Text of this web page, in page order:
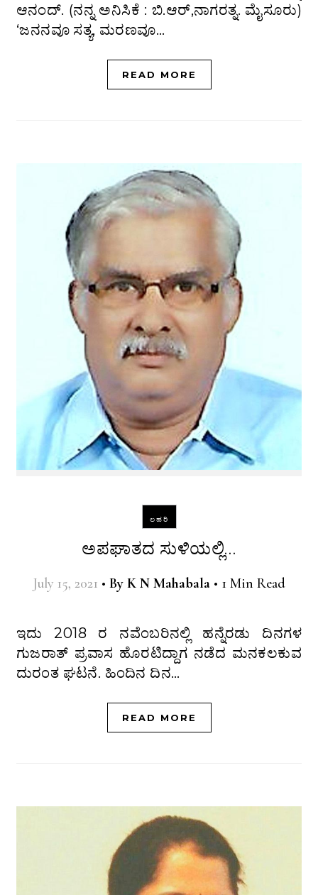
ಆನಂದ್. (ನನ್ನ ಅನಿಸಿಕೆ : ಬಿ.ಆರ್,ನಾಗರತ್ನ. ಮೈಸೂರು)
‘ಜನನವೂ ಸತ್ಯ, ಮರಣವೂ…
READ MORE
ಲಹರಿ
ಅಪಘಾತದ ಸುಳಿಯಲ್ಲಿ…
July 15, 2021 • By K N Mahabala • 1 Min Read
ಇದು 2018 ರ ನವೆಂಬರಿನಲ್ಲಿ ಹನ್ನೆರಡು ದಿನಗಳ
ಗುಜರಾತ್ ಪ್ರವಾಸ ಹೊರಟಿದ್ದಾಗ ನಡೆದ ಮನಕಲಕುವ
ದುರಂತ ಘಟನೆ. ಹಿಂದಿನ ದಿನ…
READ MORE